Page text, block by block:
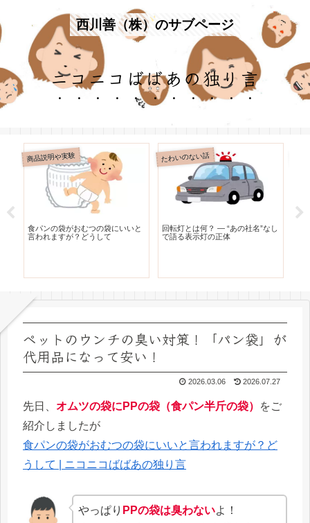
西川善（株）のサブページ
ニコニコばばあの独り言
商品説明や実験
食パンの袋がおむつの袋にいいと
言われますが？どうして
たわいのない話
回転灯とは何？ — “あの社名”なし
で語る表示灯の正体
ペットのウンチの臭い対策！「パン袋」が
代用品になって安い！
2026.03.06 2026.07.27
先日、 オムツの袋にPPの袋（食パン半斤の袋）
をご
紹介しましたが
食パンの袋がおむつの袋にいいと言われますが？ど
うして | ニコニコばばあの独り言
やっぱり PPの袋は臭わないよ！